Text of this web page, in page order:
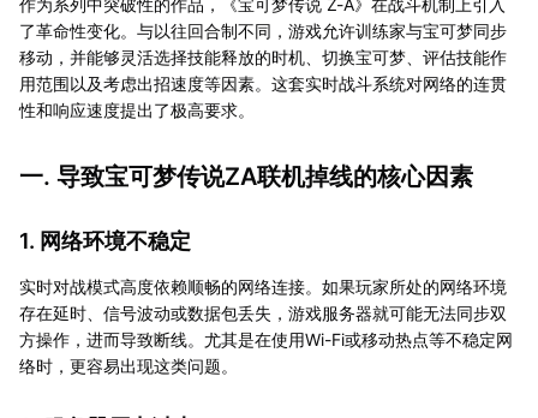
了革命性变化。与以往回合制不同，游戏允许训练家与宝可梦同步
移动，并能够灵活选择技能释放的时机、切换宝可梦、评估技能作
用范围以及考虑出招速度等因素。这套实时战斗系统对网络的连贯
性和响应速度提出了极高要求。
一. 导致宝可梦传说ZA联机掉线的核心因素
1. 网络环境不稳定
实时对战模式高度依赖顺畅的网络连接。如果玩家所处的网络环境
存在延时、信号波动或数据包丢失，游戏服务器就可能无法同步双
方操作，进而导致断线。尤其是在使用Wi-Fi或移动热点等不稳定网
络时，更容易出现这类问题。